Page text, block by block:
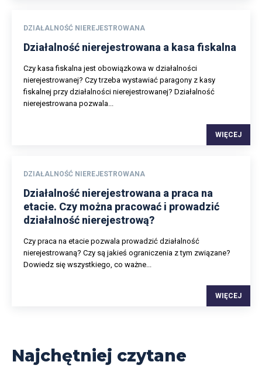
DZIAŁALNOŚĆ NIEREJESTROWANA
Działalność nierejestrowana a kasa fiskalna
Czy kasa fiskalna jest obowiązkowa w działalności
nierejestrowanej? Czy trzeba wystawiać paragony z kasy
fiskalnej przy działalności nierejestrowanej? Działalność
nierejestrowana pozwala...
WIĘCEJ
DZIAŁALNOŚĆ NIEREJESTROWANA
Działalność nierejestrowana a praca na
etacie. Czy można pracować i prowadzić
działalność nierejestrową?
Czy praca na etacie pozwala prowadzić działalność
nierejestrowaną? Czy są jakieś ograniczenia z tym związane?
Dowiedz się wszystkiego, co ważne...
WIĘCEJ
Najchętniej czytane